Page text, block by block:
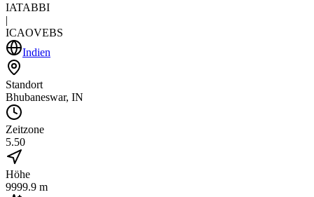
IATABBI
|
ICAOVEBS
Indien
Standort
Bhubaneswar, IN
Zeitzone
5.50
Höhe
9999.9 m